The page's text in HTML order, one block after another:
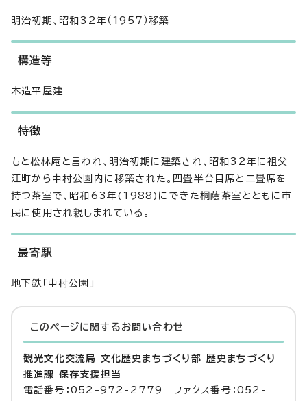
明治初期、昭和32年（1957）移築
構造等
木造平屋建
特徴
もと松林庵と言われ、明治初期に建築され、昭和32年に祖父
江町から中村公園内に移築された。四畳半台目席と二畳席を
持つ茶室で、昭和63年(1988)にできた桐蔭茶室とともに市
民に使用され親しまれている。
最寄駅
地下鉄「中村公園」
このページに関する お問い合わせ
観光文化交流局 文化歴史まちづくり部 歴史まちづくり
推進課 保存支援担当
電話番号：052-972-2779 ファクス番号：052-